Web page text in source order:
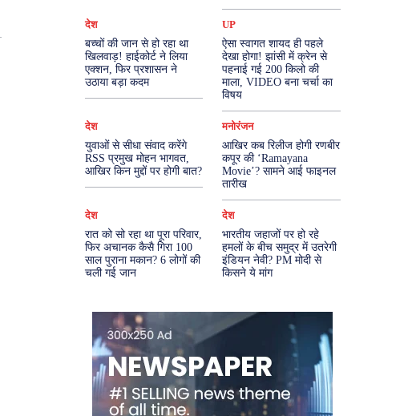
देश
बच्चों की जान से हो रहा था
खिलवाड़! हाईकोर्ट ने लिया
एक्शन, फिर प्रशासन ने
उठाया बड़ा कदम
UP
ऐसा स्वागत शायद ही पहले
देखा होगा! झांसी में क्रेन से
पहनाई गई 200 किलो की
माला, VIDEO बना चर्चा का
विषय
देश
युवाओं से सीधा संवाद करेंगे
RSS प्रमुख मोहन भागवत,
आखिर किन मुद्दों पर होगी बात?
मनोरंजन
आखिर कब रिलीज होगी रणबीर
कपूर की ‘Ramayana
Movie’? सामने आई फाइनल
तारीख
देश
रात को सो रहा था पूरा परिवार,
फिर अचानक कैसै गिरा 100
साल पुराना मकान? 6 लोगों की
चली गई जान
देश
भारतीय जहाजों पर हो रहे
हमलों के बीच समुद्र में उतरेगी
इंडियन नेवी? PM मोदी से
किसने ये मांग